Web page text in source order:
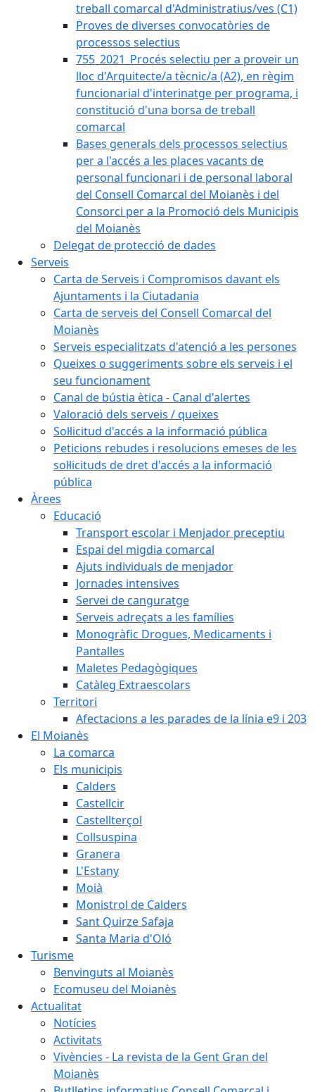
treball comarcal d'Administratius/ves (C1)
Proves de diverses convocatòries de
processos selectius
755_2021_Procés selectiu per a proveir un
lloc d'Arquitecte/a tècnic/a (A2), en règim
funcionarial d'interinatge per programa, i
constitució d'una borsa de treball
comarcal
Bases generals dels processos selectius
per a l'accés a les places vacants de
personal funcionari i de personal laboral
del Consell Comarcal del Moianès i del
Consorci per a la Promoció dels Municipis
del Moianès
Delegat de protecció de dades
Serveis
Carta de Serveis i Compromisos davant els
Ajuntaments i la Ciutadania
Carta de serveis del Consell Comarcal del
Moianès
Serveis especialitzats d'atenció a les persones
Queixes o suggeriments sobre els serveis i el
seu funcionament
Canal de bústia ètica - Canal d'alertes
Valoració dels serveis / queixes
Sol·licitud d'accés a la informació pública
Peticions rebudes i resolucions emeses de les
sol·licituds de dret d'accés a la informació
pública
Àrees
Educació
Transport escolar i Menjador preceptiu
Espai del migdia comarcal
Ajuts individuals de menjador
Jornades intensives
Servei de canguratge
Serveis adreçats a les famílies
Monogràfic Drogues, Medicaments i
Pantalles
Maletes Pedagògiques
Catàleg Extraescolars
Territori
Afectacions a les parades de la línia e9 i 203
El Moianès
La comarca
Els municipis
Calders
Castellcir
Castellterçol
Collsuspina
Granera
L'Estany
Moià
Monistrol de Calders
Sant Quirze Safaja
Santa Maria d'Oló
Turisme
Benvinguts al Moianès
Ecomuseu del Moianès
Actualitat
Notícies
Activitats
Vivències - La revista de la Gent Gran del
Moianès